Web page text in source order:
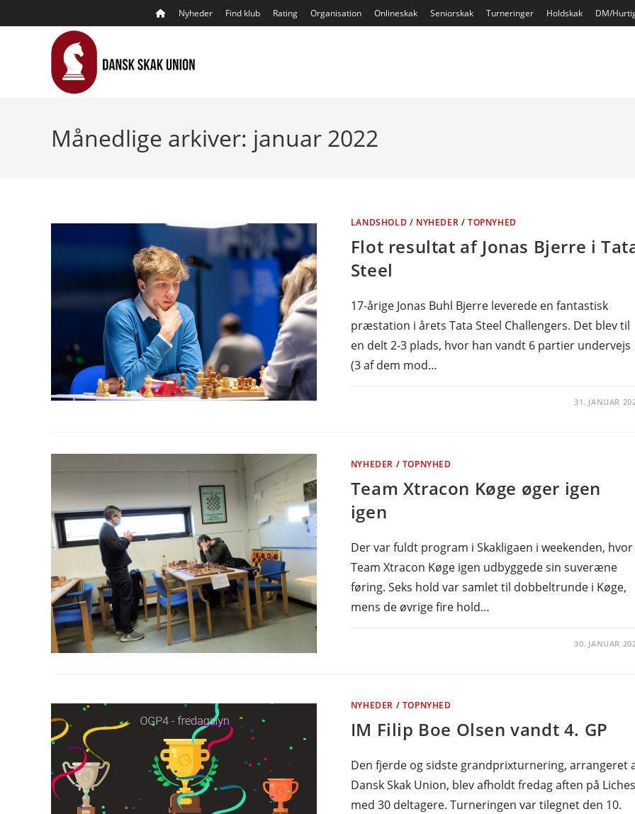
to
Nyheder Find klub Rating Organisation Onlineskak Seniorskak Turneringer Holdskak DM/
Månedlige arkiver: januar 2022
LANDSHOLD / NYHEDER /TOPNYHED
Flot resultat af Jonas Bjerre i
Steel
17-årige Jonas Buhl Bjerre leverede en fantastisk
præstation i årets Tata Steel Challengers. Det blev til
en delt 2-3 plads, hvor han vandt 6 partier undervejs
(3 af dem mod…
31. JANUAR
NYHEDER / TOPNYHED
Team Xtracon Køge øger igen
igen
Der var fuldt program i Skakligaen i weekenden, hvor
Team Xtracon Køge igen udbyggede sin suveræne
føring. Seks hold var samlet til dobbeltrunde i Køge,
mens de øvrige fire hold…
30. JANUAR
NYHEDER / TOPNYHED
IM Filip Boe Olsen vandt 4. GP
Den fjerde og sidste grandprixturnering, arrangeret
Dansk Skak Union, blev afholdt fredag aften på
med 30 deltagere. Turneringen var tilegnet den 10.